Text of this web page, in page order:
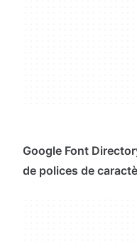
Google Font
de polices de